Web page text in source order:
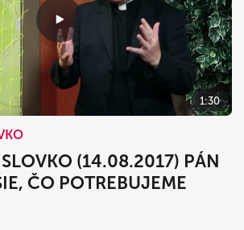
1:30
(14.08.2017) PÁN
ČO POTREBUJEME